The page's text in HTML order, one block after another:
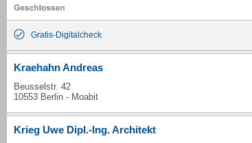
Gratis-Digitalcheck
Kraehahn Andreas
Beusselstr. 42
10553 Berlin - Moabit
Krieg Uwe Dipl.-Ing. Architekt